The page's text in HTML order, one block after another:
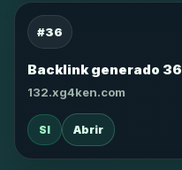
#36
Backlink generado 36
132.xg4ken.com
SI Abrir